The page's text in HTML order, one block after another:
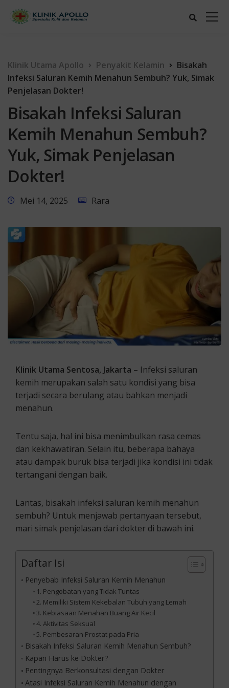
Klinik Utama Apollo Penyakit Kelamin
Bisakah
Infeksi Saluran Kemih Menahun Sembuh? Yuk, Simak
Penjelasan Dokter!
Bisakah Infeksi Saluran
Kemih Menahun Sembuh?
Yuk, Simak Penjelasan
Dokter!
Mei 14, 2025 Rara
Klinik Utama Sentosa, Jakarta – Infeksi saluran
kemih merupakan salah satu kondisi yang bisa
terjadi secara berulang atau bahkan menjadi
menahun.
Tentu saja, hal ini bisa menimbulkan rasa cemas
dan kekhawatiran. Selain itu, beberapa bahaya
atau dampak buruk bisa terjadi jika kondisi ini tidak
tertangani dengan baik.
Lantas, bisakah infeksi saluran kemih menahun
sembuh? Untuk menjawab pertanyaan tersebut,
mari simak penjelasan dari dokter di bawah ini.
Daftar Isi
Penyebab Infeksi Saluran Kemih Menahun
1. Pengobatan yang Tidak Tuntas
2. Memiliki Sistem Kekebalan Tubuh yang Lemah
3. Kebiasaan Menahan Buang Air Kecil
4. Aktivitas Seksual
5. Pembesaran Prostat pada Pria
Bisakah Infeksi Saluran Kemih Menahun Sembuh?
Kapan Harus ke Dokter?
Pentingnya Berkonsultasi dengan Dokter
Atasi Infeksi Saluran Kemih Menahun dengan